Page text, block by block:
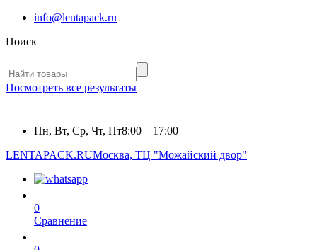
info@lentapack.ru
Поиск
Посмотреть все результаты
Пн, Вт, Ср, Чт, Пт8:00—17:00
LENTAPACK.RUМосква, ТЦ "Можайский двор"
0
Сравнение